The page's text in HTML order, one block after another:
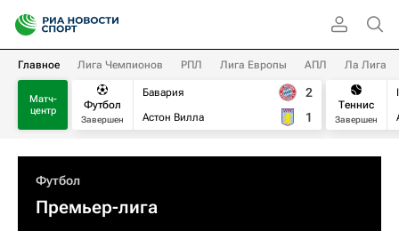
Главное Лига Чемпионов РПЛ Лига Европы АПЛ Ла Лига
Матч-
центр
Футбол
Завершен
Бавария
Астон Вилла
2
1
Теннис
Завершен
Футбол
Премьер-лига